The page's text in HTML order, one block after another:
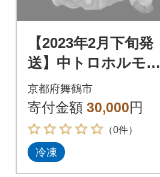
【2023年2月下旬発
送】中トロホルモン
西京味噌焼き 1.8kg
京都府舞鶴市
寄付金額 30,000円
（0件）
冷凍